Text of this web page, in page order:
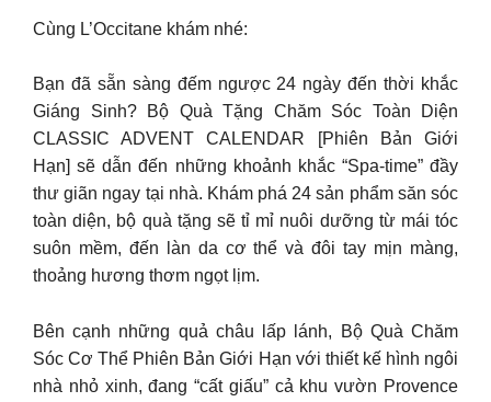
Cùng L’Occitane khám nhé:
Bạn đã sẵn sàng đếm ngược 24 ngày đến thời khắc
Giáng Sinh? Bộ Quà Tặng Chăm Sóc Toàn Diện
CLASSIC ADVENT CALENDAR [Phiên Bản Giới
Hạn] sẽ dẫn đến những khoảnh khắc “Spa-time” đầy
thư giãn ngay tại nhà. Khám phá 24 sản phẩm săn sóc
toàn diện, bộ quà tặng sẽ tỉ mỉ nuôi dưỡng từ mái tóc
suôn mềm, đến làn da cơ thể và đôi tay mịn màng,
thoảng hương thơm ngọt lịm.
Bên cạnh những quả châu lấp lánh, Bộ Quà Chăm
Sóc Cơ Thể Phiên Bản Giới Hạn với thiết kế hình ngôi
nhà nhỏ xinh, đang “cất giấu” cả khu vườn Provence